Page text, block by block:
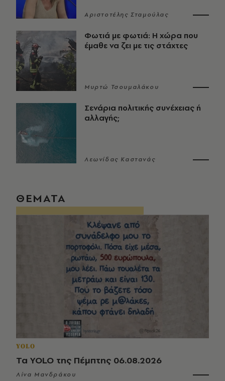
Αριστοτέλης Σταμούλας
Φωτιά με φωτιά: Η χώρα που
έμαθε να ζει με τις στάχτες
Μυρτώ Τσουμαλάκου
Σενάρια πολιτικής συνέχειας ή
αλλαγής;
Λεωνίδας Καστανάς
ΘΕΜΑΤΑ
YOLO
Τα YOLO της Πέμπτης 06.08.2026
Λίνα Μανδράκου